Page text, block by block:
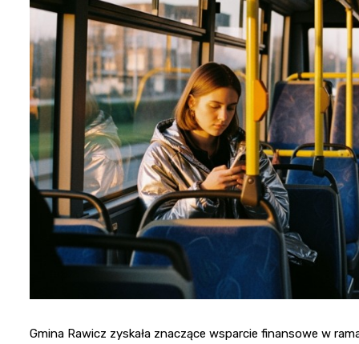
Gmina Rawicz zyskała znaczące wsparcie finansowe w